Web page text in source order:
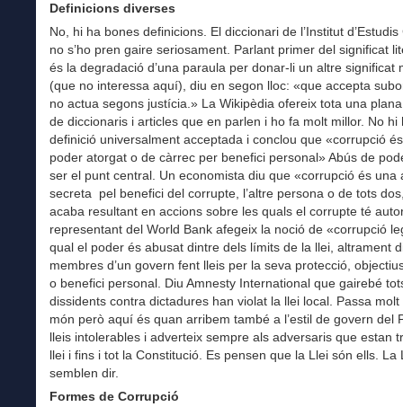
Definicions diverses
No, hi ha bones definicions. El diccionari de l’Institut
no s’ho pren gaire seriosament. Parlant primer del significat
és la degradació d’una paraula per donar-li un altre significat
(que no interessa aquí), diu en segon lloc: «que accepta
no actua segons justícia.» La Wikipèdia ofereix tota una
de diccionaris i articles que en parlen i ho fa molt millor. No hi
definició universalment acceptada i conclou que «corrupció
poder atorgat o de càrrec per benefici personal» Abús de
ser el punt central. Un economista diu que «corrupció és una
secreta pel benefici del corrupte, l’altre persona o de tots
acaba resultant en accions sobre les quals el corrupte té
representant del World Bank afegeix la noció de «corrupció
qual el poder és abusat dintre dels límits de la llei, altrament
membres d’un govern fent lleis per la seva protecció,
o benefici personal. Diu Amnesty International que gairebé
dissidents contra dictadures han violat la llei local. Passa
món però aquí és quan arribem també a l’estil de govern del
lleis intolerables i adverteix sempre als adversaris que estan
llei i fins i tot la Constitució. Es pensen que la Llei són ells. La
semblen dir.
Formes de Corrupció